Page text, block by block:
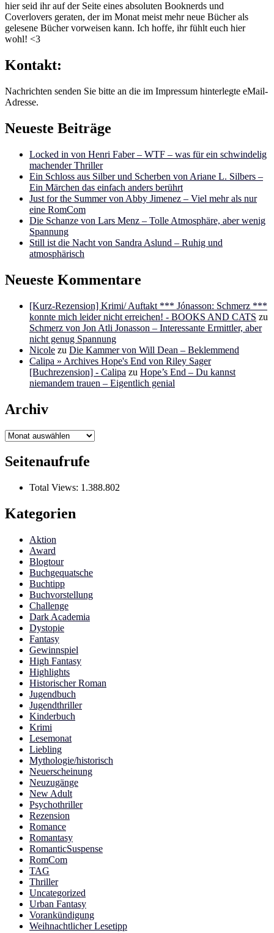
hier seid ihr auf der Seite eines absoluten Booknerds und
Coverlovers geraten, der im Monat meist mehr neue Bücher als
gelesene Bücher vorweisen kann. Ich hoffe, ihr fühlt euch hier
wohl! <3
Kontakt:
Nachrichten senden Sie bitte an die im Impressum hinterlegte eMail-
Adresse.
Neueste Beiträge
Locked in von Henri Faber – WTF – was für ein schwindelig
machender Thriller
Ein Schloss aus Silber und Scherben von Ariane L. Silbers –
Ein Märchen das einfach anders berührt
Just for the Summer von Abby Jimenez – Viel mehr als nur
eine RomCom
Die Schanze von Lars Menz – Tolle Atmosphäre, aber wenig
Spannung
Still ist die Nacht von Sandra Aslund – Ruhig und
atmosphärisch
Neueste Kommentare
[Kurz-Rezension] Krimi/ Auftakt *** Jónasson: Schmerz ***
konnte mich leider nicht erreichen! - BOOKS AND CATS zu
Schmerz von Jon Atli Jonasson – Interessante Ermittler, aber
nicht genug Spannung
Nicole zu Die Kammer von Will Dean – Beklemmend
Calipa » Archives Hope's End von Riley Sager
[Buchrezension] - Calipa zu Hope’s End – Du kannst
niemandem trauen – Eigentlich genial
Archiv
Archiv
Seitenaufrufe
Total Views: 1.388.802
Kategorien
Aktion
Award
Blogtour
Buchgequatsche
Buchtipp
Buchvorstellung
Challenge
Dark Academia
Dystopie
Fantasy
Gewinnspiel
High Fantasy
Highlights
Historischer Roman
Jugendbuch
Jugendthriller
Kinderbuch
Krimi
Lesemonat
Liebling
Mythologie/historisch
Neuerscheinung
Neuzugänge
New Adult
Psychothriller
Rezension
Romance
Romantasy
RomanticSuspense
RomCom
TAG
Thriller
Uncategorized
Urban Fantasy
Vorankündigung
Weihnachtlicher Lesetipp